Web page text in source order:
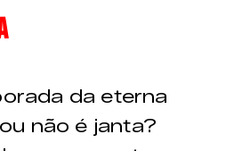
da eterna
não é janta?